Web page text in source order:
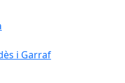
i Garraf